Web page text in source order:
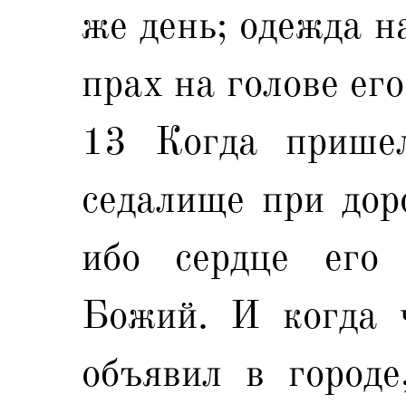
же день; одежда
прах на голове
13 Когда
седалище при
ибо сердце его
Божий. И когда
объявил в